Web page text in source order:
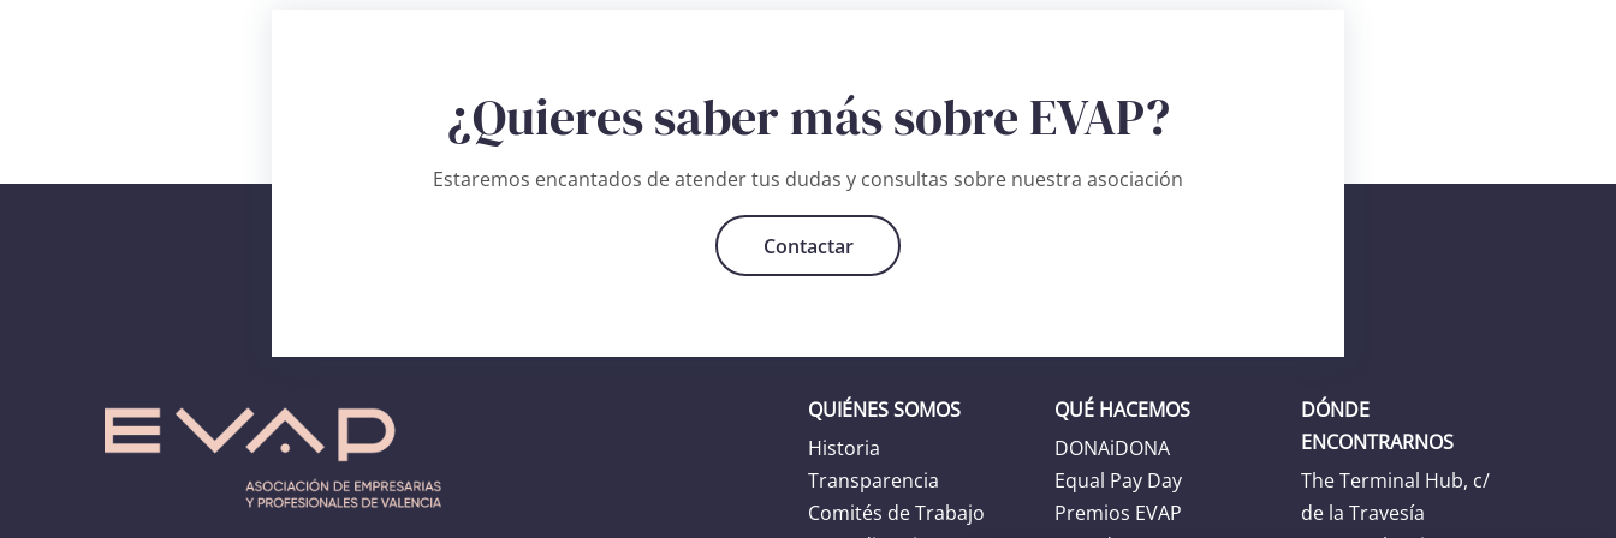
¿Quieres saber más sobre EVAP?
Estaremos encantados de atender tus dudas y consultas sobre nuestra asociación
Contactar
QUIÉNES SOMOS
Historia
Transparencia
Comités de Trabajo
QUÉ HACEMOS
DONAiDONA
Equal Pay Day
Premios EVAP
DÓNDE
ENCONTRARNOS
The Terminal Hub, c/
de la Travesía